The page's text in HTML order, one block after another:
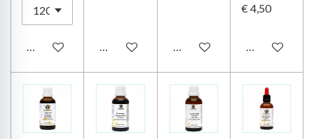
In winkelwagenHoud mij op de hoogteIn winkelwagen
€ 4,50
In